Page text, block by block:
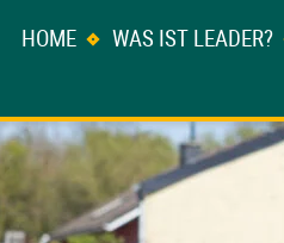
HOME WAS IST LEADER?